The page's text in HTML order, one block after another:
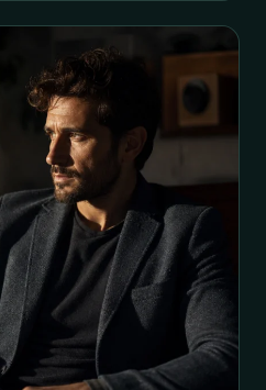
się w momentach
albo obawy, że
kontroli. Bywa też
tłumionych emocji lub
się własnym
W symbolice snów
z kruchością nadziei i
czegoś do końca. To
nad tym, co wymaga
uwagi w codziennym życiu.